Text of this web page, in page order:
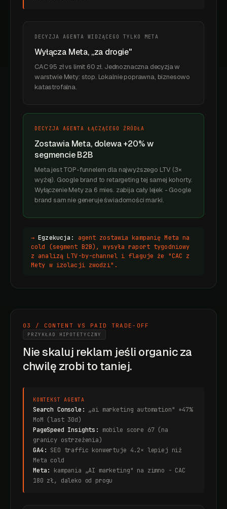
DECYZJA AGENTA WIDZĄCEGO TYLKO META
Wyłącza Meta, „za drogie"
CAC 95 zł vs limit 60 zł. Jednoznaczna decyzja w
warstwie Mety: stop. Lokalnie poprawna, biznesowo
katastrofalna.
DECYZJA AGENTA ŁĄCZĄCEGO ŹRÓDŁA
Zostawia Meta, dolewa +20% w
segmencie B2B
Meta jest TOP-funnelem dla najwyższego LTV (3×
wyżej). Google brand to retargeting tej samej kohorty.
Wyłączenie Mety za 6 mies. zabija cały lejek - Google
brand sam nie generuje świadomości marki.
→Egzekucja:
agent zostawia kampanię Meta na
cold (segment B2B), wysyła raport tygodniowy
z analizą LTV-by-channel i flaguje że "CAC z
Mety w izolacji zwodzi".
03 / CONTENT VS PAID TRADE-OFF
PRZYKŁAD HIPOTETYCZNY
Nie skaluj reklam jeśli organic za
chwilę zrobi to taniej.
KONTEKST AGENTA
Search Console: „ai marketing automation" +47%
MoM (last 30d)
PageSpeed Insights:
mobile score 67 (na
granicy ostrzeżenia)
GA4: SEO traffic konwertuje 4.2× lepiej niż
Meta cold
Meta:
kampania „AI marketing" na zimno - CAC
180 zł, daleko od progu